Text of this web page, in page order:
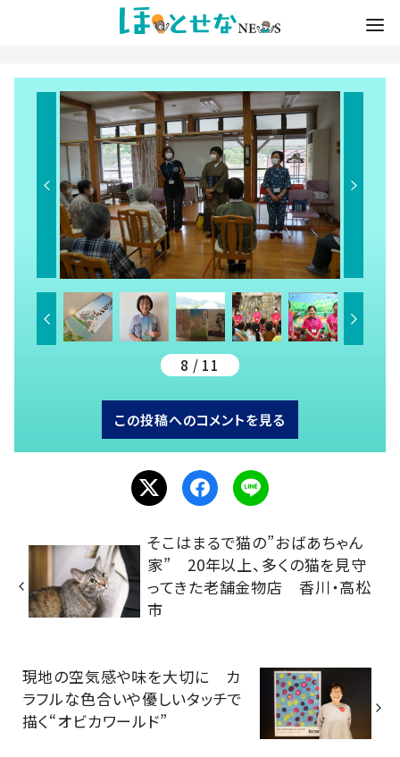
8 / 11
この投稿へのコメントを見る
そこはまるで猫の”おばあちゃん
家” 20年以上、多くの猫を見守
ってきた老舗金物店 香川・高松
市
現地の空気感や味を大切に カ
ラフルな色合いや優しいタッチで
描く“オビカワールド”